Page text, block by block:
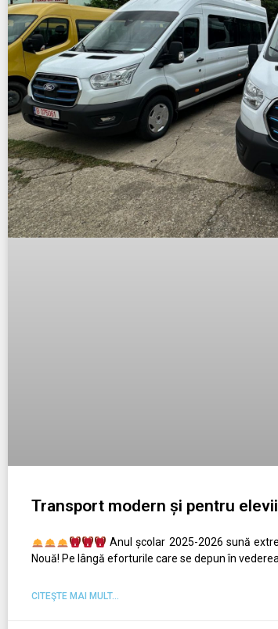
Transport modern și pentru
Anul școlar 2025-2026 sună
Nouă! Pe lângă eforturile care se depun în
CITEŞTE MAI MULT...